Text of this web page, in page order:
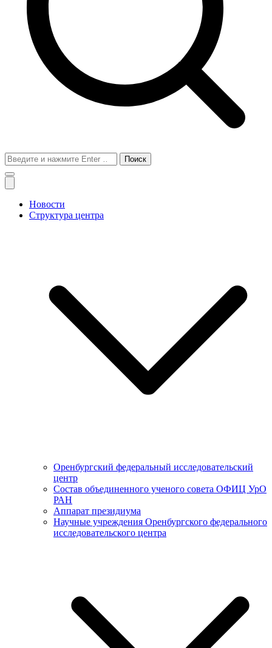
Поиск
для:
Новости
Структура центра
Оренбургский федеральный исследовательский
центр
Состав объединенного ученого совета ОФИЦ УрО
РАН
Аппарат президиума
Научные учреждения Оренбургского федерального
исследовательского центра